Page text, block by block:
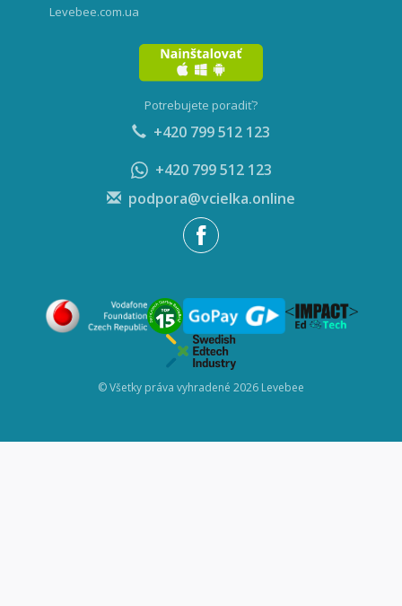
Levebee.com.ua
Potrebujete poradiť?
+420 799 512 123
+420 799 512 123
podpora@vcielka.online
© Všetky práva vyhradené 2026 Levebee